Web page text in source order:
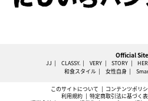
Official Site
JJ CLASSY. VERY STORY
和食スタイル
女性自身
このサイトについて コンテンツポリ
利用規約
特定商取引法に基づく